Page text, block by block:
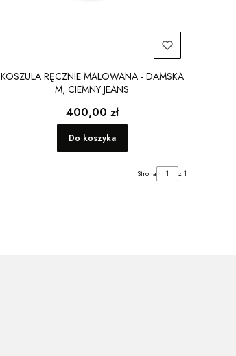
KOSZULA RĘCZNIE MALOWANA - DAMSKA
M, CIEMNY JEANS
Cena
400,00 zł
Do koszyka
Strona z 1